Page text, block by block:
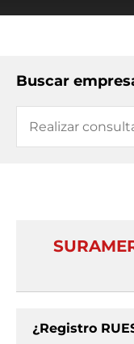
Buscar
¿Registro